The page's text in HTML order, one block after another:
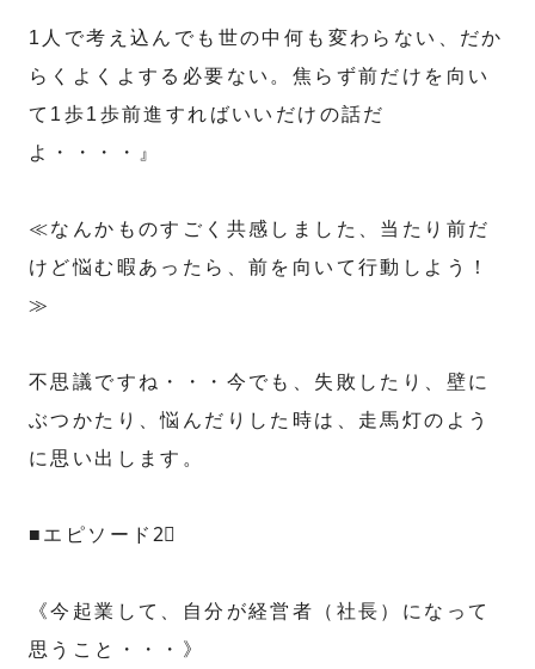
1人で考え込んでも世の中何も変わらない、だか
らくよくよする必要ない。焦らず前だけを向い
て1歩1歩前進すればいいだけの話だ
よ・・・・』
≪なんかものすごく共感しました、当たり前だ
けど悩む暇あったら、前を向いて行動しよう！
≫
不思議ですね・・・今でも、失敗したり、壁に
ぶつかたり、悩んだりした時は、走馬灯のよう
に思い出します。
■エピソード2⃣
《今起業して、自分が経営者（社長）になって
思うこと・・・》